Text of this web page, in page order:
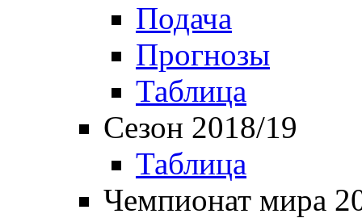
Подача
Прогнозы
Таблица
Сезон 2018/19
Таблица
Чемпионат мира